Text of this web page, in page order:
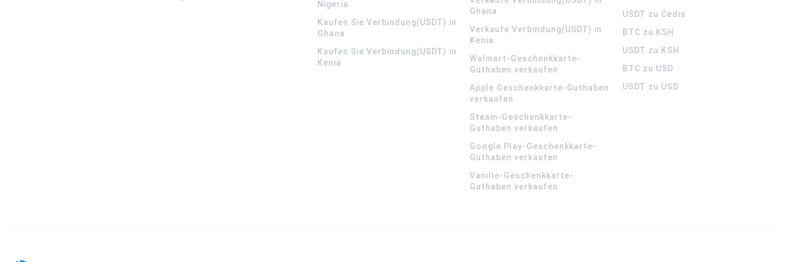
Nigeria
Kaufen Sie Verbindung(USDT) in
Ghana
Kaufen Sie Verbindung(USDT) in
Kenia
Ghana
Verkaufe Verbindung(USDT) in
Kenia
Walmart-Geschenkkarte-
Guthaben verkaufen
Apple Geschenkkarte-Guthaben
verkaufen
Steam-Geschenkkarte-
Guthaben verkaufen
Google Play-Geschenkkarte-
Guthaben verkaufen
Vanille-Geschenkkarte-
Guthaben verkaufen
USDT zu Cedis
BTC zu KSH
USDT zu KSH
BTC zu USD
USDT zu USD